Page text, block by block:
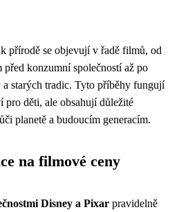
přírodě se objevují v řadě filmů, od
konzumní společností až po
starých tradic. Tyto příběhy fungují
pro děti, ale obsahují důležité
planetě a budoucím generacím.
na filmové ceny
Disney a Pixar pravidelně